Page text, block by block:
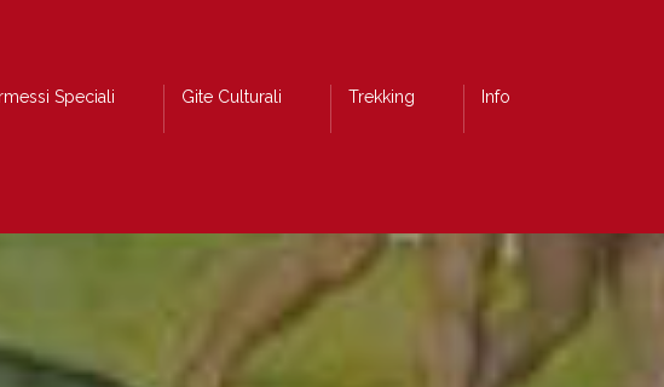
Speciali Gite Culturali Trekking Info